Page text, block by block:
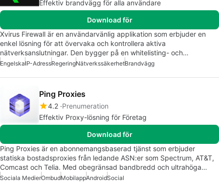
Effektiv brandvägg för alla användare
Download för
Xvirus Firewall är en användarvänlig applikation som erbjuder en
enkel lösning för att övervaka och kontrollera aktiva
nätverksanslutningar. Den bygger på en whitelisting- och…
EngelskaIP-AdressRegeringNätverkssäkerhetBrandvägg
Ping Proxies
4.2 Prenumeration
Effektiv Proxy-lösning för Företag
Download för
Ping Proxies är en abonnemangsbaserad tjänst som erbjuder
statiska bostadsproxies från ledande ASN:er som Spectrum, AT&T,
Comcast och Telia. Med obegränsad bandbredd och ultrahöga…
Sociala MedierOmbudMobilappAndroidSocial